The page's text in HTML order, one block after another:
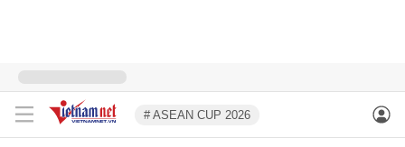
# ASEAN CUP 2026